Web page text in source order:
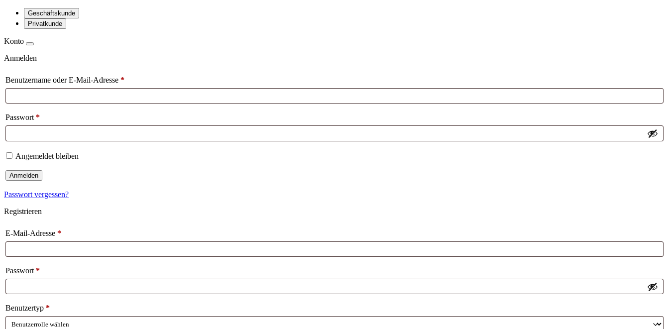
Geschäftskunde
Privatkunde
Konto
Anmelden
Benutzername oder E-Mail-Adresse *
Passwort *
Angemeldet bleiben
Anmelden
Passwort vergessen?
Registrieren
E-Mail-Adresse *
Passwort *
Benutzertyp *